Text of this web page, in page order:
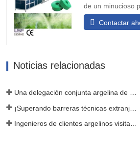
de un minucioso
desplegamos y
prima de la cinta
estructura
Posteriormente,
Contactar
Noticias relacionadas
Una delegación conjunta argelina de tres clientes inspeccionó nuestra máquina cinematográfica